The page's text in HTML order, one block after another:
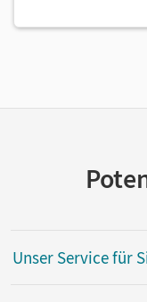
Unser Service für